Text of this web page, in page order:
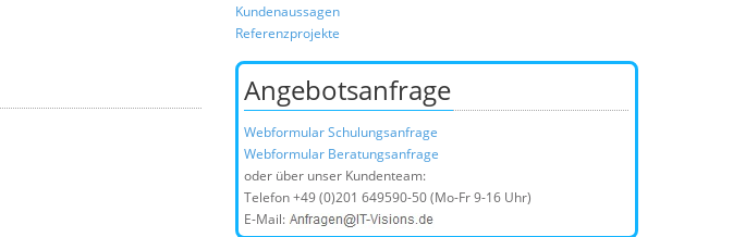
Kundenaussagen
Referenzprojekte
Angebotsanfrage
Webformular Schulungsanfrage
Webformular Beratungsanfrage
oder über unser Kundenteam:
Telefon+49 (0)201 649590-50(Mo-Fr 9-16 Uhr)
E-Mail: